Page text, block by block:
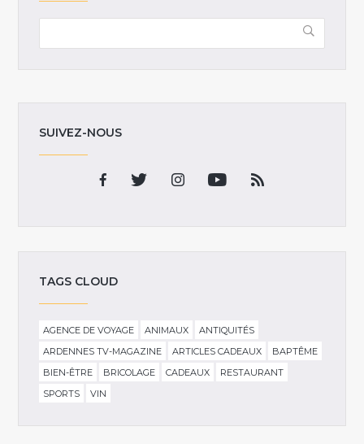
SUIVEZ-NOUS
TAGS CLOUD
AGENCE DE VOYAGE ANIMAUX
ANTIQUITÉS
ARDENNES TV-MAGAZINE
ARTICLES CADEAUX
BAPTÊME
BIEN-ÊTRE
BRICOLAGE CADEAUX
RESTAURANT
SPORTS
VIN